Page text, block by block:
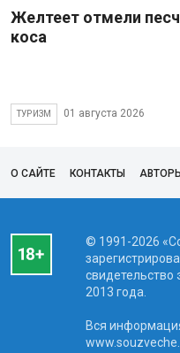
Желтеет отмели
коса
ТУРИЗМ 01 августа 2026
О САЙТЕ КОНТАКТЫ
© 1991-2026
2013 года.
Вся